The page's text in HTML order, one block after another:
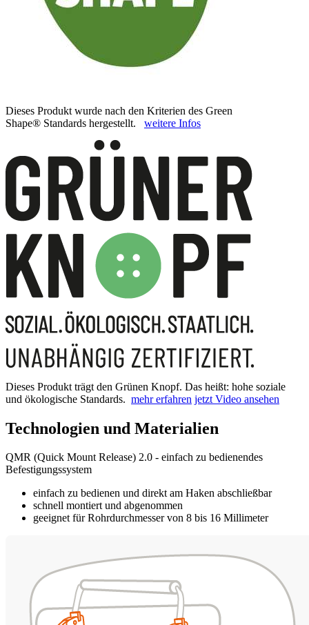
Dieses Produkt wurde nach den Kriterien des Green
Shape® Standards hergestellt. weitere Infos
Dieses Produkt trägt den Grünen Knopf. Das heißt: hohe soziale
und ökologische Standards. mehr erfahren jetzt Video ansehen
Technologien und Materialien
QMR (Quick Mount Release) 2.0 - einfach zu bedienendes
Befestigungssystem
einfach zu bedienen und direkt am Haken abschließbar
schnell montiert und abgenommen
geeignet für Rohrdurchmesser von 8 bis 16 Millimeter